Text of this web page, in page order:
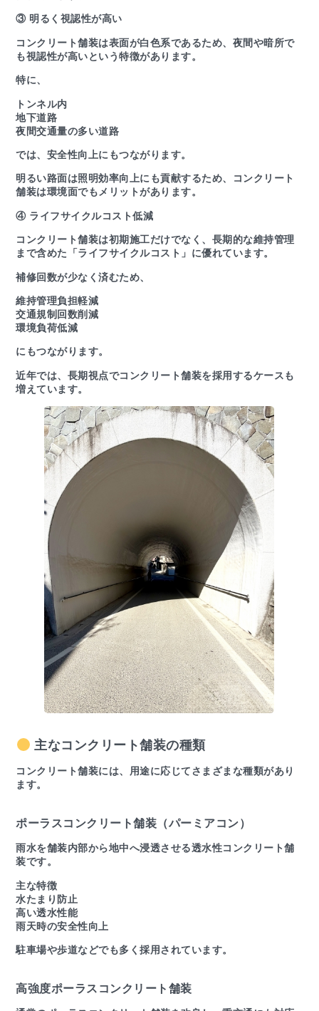
③ 明るく視認性が高い
コンクリート舗装は表面が白色系であるため、夜間や暗所で
も視認性が高いという特徴があります。
特に、
トンネル内
地下道路
夜間交通量の多い道路
では、安全性向上にもつながります。
明るい路面は照明効率向上にも貢献するため、コンクリート
舗装は環境面でもメリットがあります。
④ ライフサイクルコスト低減
コンクリート舗装は初期施工だけでなく、長期的な維持管理
まで含めた「ライフサイクルコスト」に優れています。
補修回数が少なく済むため、
維持管理負担軽減
交通規制回数削減
環境負荷低減
にもつながります。
近年では、長期視点でコンクリート舗装を採用するケースも
増えています。
主なコンクリート舗装の種類
コンクリート舗装には、用途に応じてさまざまな種類があり
ます。
ポーラスコンクリート舗装（パーミアコン）
雨水を舗装内部から地中へ浸透させる透水性コンクリート舗
装です。
主な特徴
水たまり防止
高い透水性能
雨天時の安全性向上
駐車場や歩道などでも多く採用されています。
高強度ポーラスコンクリート舗装